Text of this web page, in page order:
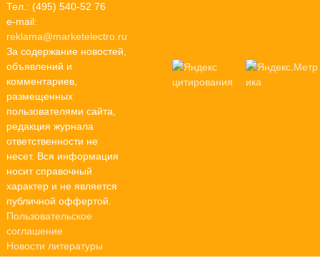
Тел.: (495) 540-52 76
e-mail:
reklama@marketelectro.ru
За содержание новостей,
объявлений и
комментариев,
размещенных
пользователями сайта,
редакция журнала
ответственности не
несет. Вся информация
носит справочный
характер и не является
публичной оффертой.
Пользовательское
соглашение
Новости литературы